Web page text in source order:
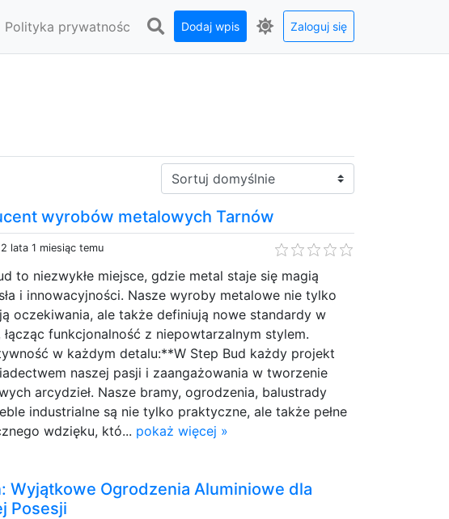
Polityka prywatnośc Dodaj wpis Zaloguj się
Sortuj:
wyrobów metalowych Tarnów
lata 1 miesiąc temu
to niezwykłe miejsce, gdzie metal staje się magią
i innowacyjności. Nasze wyroby metalowe nie tylko
oczekiwania, ale także definiują nowe standardy w
łącząc funkcjonalność z niepowtarzalnym stylem.
w każdym detalu:**W Step Bud każdy projekt
naszej pasji i zaangażowania w tworzenie
arcydzieł. Nasze bramy, ogrodzenia, balustrady
industrialne są nie tylko praktyczne, ale także pełne
wdzięku, któ... pokaż więcej »
Wyjątkowe Ogrodzenia Aluminiowe dla
Posesji